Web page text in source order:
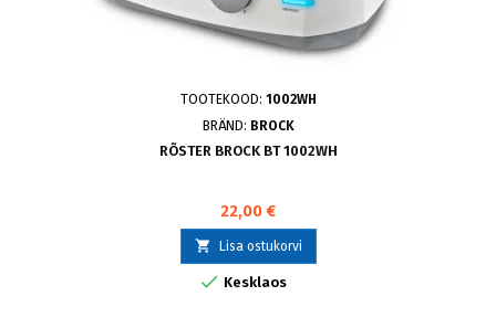
TOOTEKOOD: 1002WH
BRÄND: BROCK
RÕSTER BROCK BT 1002WH
22,00 €
 Lisa ostukorvi
 Kesklaos